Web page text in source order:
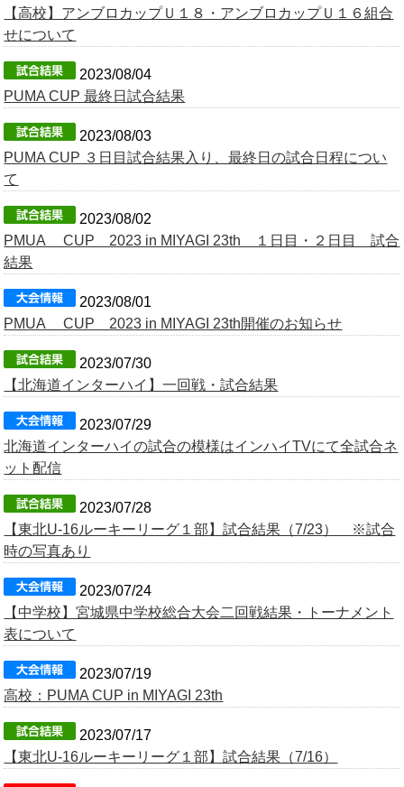
OB会
【高校】アンブロカップＵ１８・アンブロカップＵ１６組合
せについて
2023/08/04
PUMA CUP 最終日試合結果
2023/08/03
PUMA CUP ３日目試合結果入り、最終日の試合日程につい
て
2023/08/02
PMUA CUP 2023 in MIYAGI 23th １日目・２日目 試合
結果
2023/08/01
PMUA CUP 2023 in MIYAGI 23th開催のお知らせ
2023/07/30
【北海道インターハイ】一回戦・試合結果
2023/07/29
北海道インターハイの試合の模様はインハイTVにて全試合ネ
ット配信
2023/07/28
【東北U-16ルーキーリーグ１部】試合結果（7/23） ※試合
時の写真あり
2023/07/24
【中学校】宮城県中学校総合大会二回戦結果・トーナメント
表について
2023/07/19
高校：PUMA CUP in MIYAGI 23th
2023/07/17
【東北U-16ルーキーリーグ１部】試合結果（7/16）